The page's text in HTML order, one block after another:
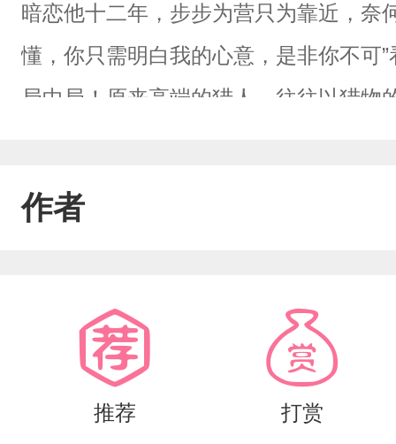
暗恋他十二年，步步为营只为靠近，奈
懂，你只需明白我的心意，是非你不可
局中局！原来高端的猎人，往往以猎
作者
推荐 打赏